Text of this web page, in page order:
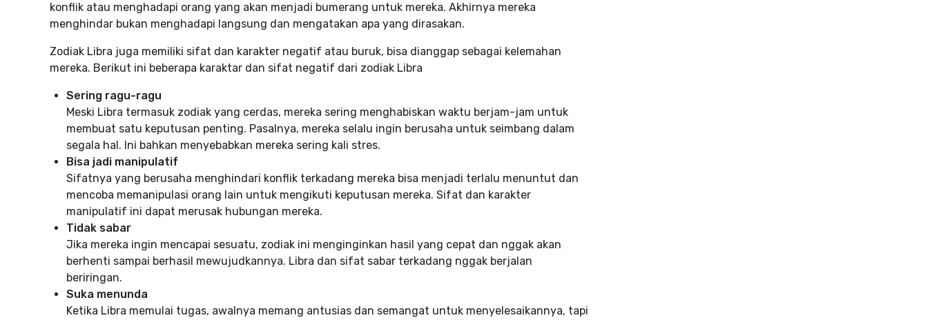
konflik atau menghadapi orang yang akan menjadi bumerang untuk mereka. Akhirnya mereka
menghindar bukan menghadapi langsung dan mengatakan apa yang dirasakan.
Zodiak Libra juga memiliki sifat dan karakter negatif atau buruk, bisa dianggap sebagai kelemahan
mereka. Berikut ini beberapa karaktar dan sifat negatif dari zodiak Libra
Sering ragu-ragu
Meski Libra termasuk zodiak yang cerdas, mereka sering menghabiskan waktu berjam-jam untuk
membuat satu keputusan penting. Pasalnya, mereka selalu ingin berusaha untuk seimbang dalam
segala hal. Ini bahkan menyebabkan mereka sering kali stres.
Bisa jadi manipulatif
Sifatnya yang berusaha menghindari konflik terkadang mereka bisa menjadi terlalu menuntut dan
mencoba memanipulasi orang lain untuk mengikuti keputusan mereka. Sifat dan karakter
manipulatif ini dapat merusak hubungan mereka.
Tidak sabar
Jika mereka ingin mencapai sesuatu, zodiak ini menginginkan hasil yang cepat dan nggak akan
berhenti sampai berhasil mewujudkannya. Libra dan sifat sabar terkadang nggak berjalan
beriringan.
Suka menunda
Ketika Libra memulai tugas, awalnya memang antusias dan semangat untuk menyelesaikannya, tapi